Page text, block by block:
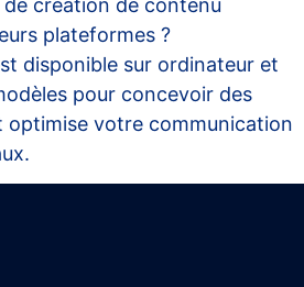
création de contenu
plateformes ?
disponible sur ordinateur et
pour concevoir des
optimise votre communication